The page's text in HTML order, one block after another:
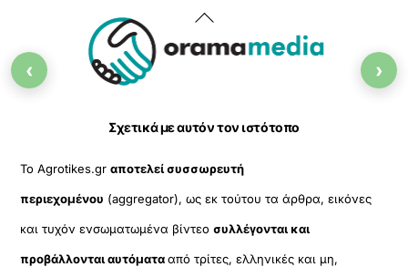
Back
To
Σχετικά με αυτόν τον ιστότοπο
Το Agrotikes.grαποτελεί συσσωρευτή
περιεχομένου (aggregator), ως εκ τούτου τα άρθρα, εικόνες
και τυχόν ενσωματωμένα βίντεοσυλλέγονται και
προβάλλονται αυτόματααπό τρίτες, ελληνικές και μη,
‹ ›